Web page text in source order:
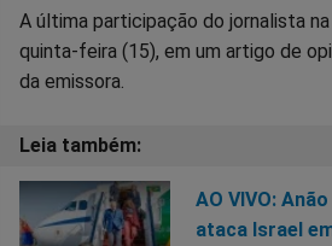
A última participação do jornalista
quinta-feira (15), em um artigo de
da emissora.
AO VIVO:
ataca Israel